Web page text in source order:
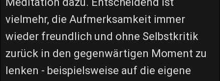
vielmehr, die Aufmerksamkeit immer
wieder freundlich und ohne Selbstkritik
zurück in den gegenwärtigen Moment zu
lenken - beispielsweise auf die eigene